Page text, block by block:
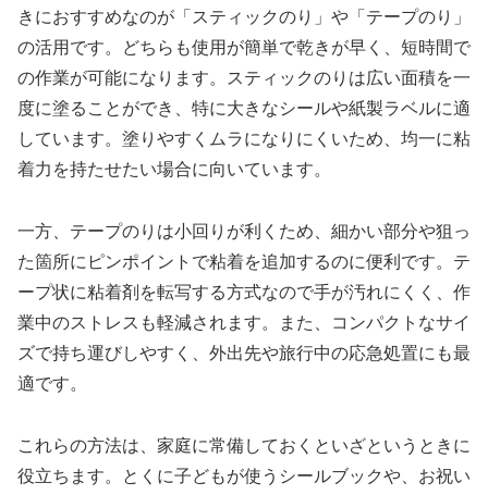
きにおすすめなのが「スティックのり」や「テープのり」
の活用です。どちらも使用が簡単で乾きが早く、短時間で
の作業が可能になります。スティックのりは広い面積を一
度に塗ることができ、特に大きなシールや紙製ラベルに適
しています。塗りやすくムラになりにくいため、均一に粘
着力を持たせたい場合に向いています。
一方、テープのりは小回りが利くため、細かい部分や狙っ
た箇所にピンポイントで粘着を追加するのに便利です。テ
ープ状に粘着剤を転写する方式なので手が汚れにくく、作
業中のストレスも軽減されます。また、コンパクトなサイ
ズで持ち運びしやすく、外出先や旅行中の応急処置にも最
適です。
これらの方法は、家庭に常備しておくといざというときに
役立ちます。とくに子どもが使うシールブックや、お祝い